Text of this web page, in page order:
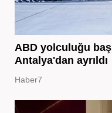
ABD yolculuğu
Antalya'dan ayrıldı
Haber7